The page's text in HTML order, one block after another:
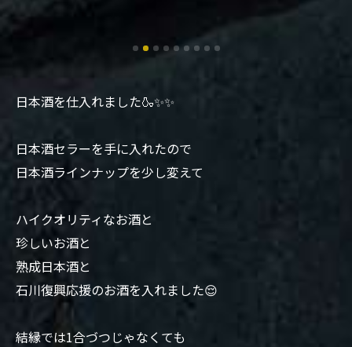
日本酒を仕入れました🍶✨✨
日本酒セラーを手に入れたので
日本酒ラインナップを少し変えて
ハイクオリティなお酒と
珍しいお酒と
熟成日本酒と
石川復興応援のお酒を入れました😌
結縁では1合づつじゃなくても